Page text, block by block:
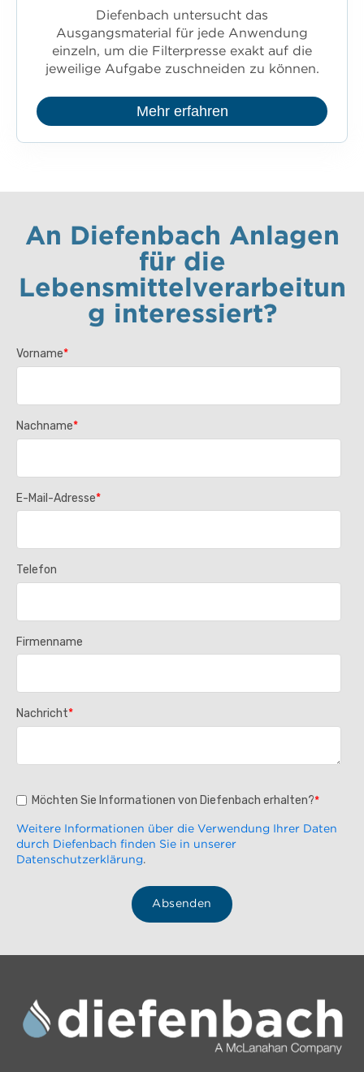
Diefenbach untersucht das
Ausgangsmaterial für jede Anwendung
einzeln, um die Filterpresse exakt auf die
jeweilige Aufgabe zuschneiden zu können.
Mehr erfahren
An Diefenbach Anlagen
für die
Lebensmittelverarbeitun
g interessiert?
Vorname*
Nachname*
E-Mail-Adresse*
Telefon
Firmenname
Nachricht*
Möchten Sie Informationen von Diefenbach erhalten?*
Weitere Informationen über die Verwendung Ihrer Daten
durch Diefenbach finden Sie in unserer
Datenschutzerklärung.